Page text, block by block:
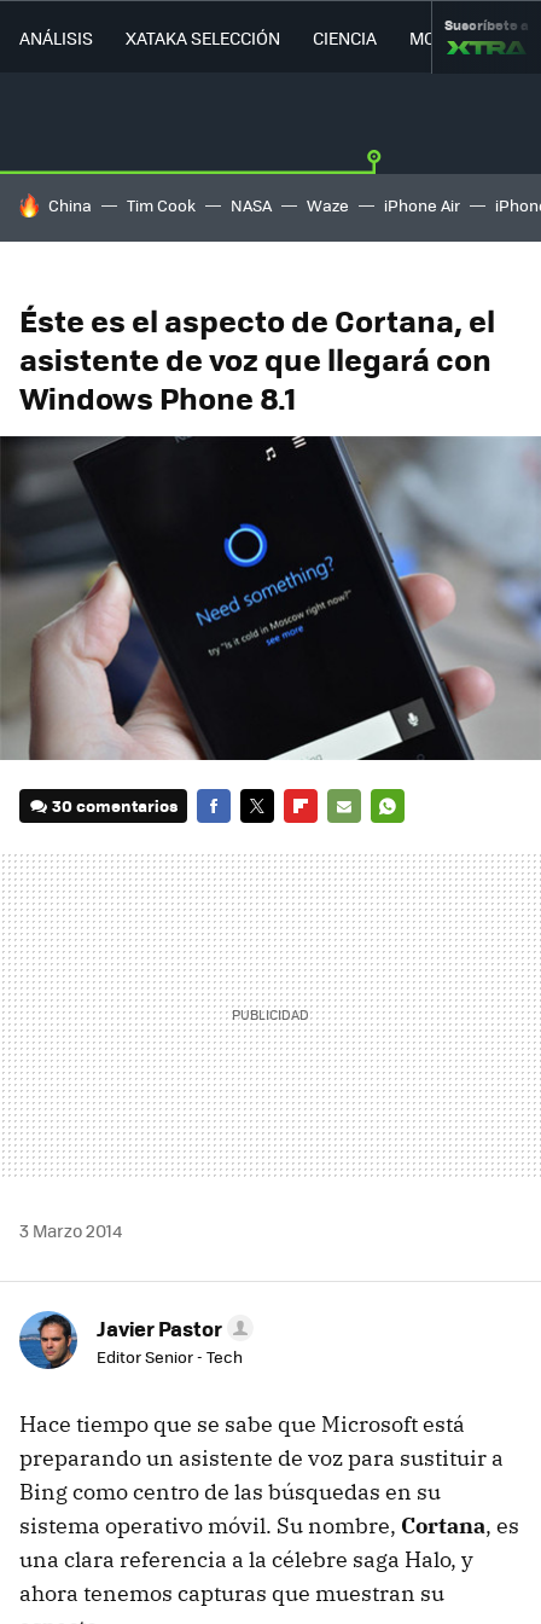
ANÁLISIS XATAKA SELECCIÓN CIENCIA MOVILIDAD
Suscríbete a
HOY SE HABLA DE
China Tim Cook NASA Waze iPhone Air
Éste es el aspecto de Cortana, el
asistente de voz que llegará con
Windows Phone 8.1
30 comentarios
MAIL
3 Marzo 2014
Javier Pastor
Editor Senior - Tech
Hace tiempo que se sabe que Microsoft está
preparando un asistente de voz para sustituir a
Bing como centro de las búsquedas en su
sistema operativo móvil. Su nombre, Cortana, es
una clara referencia a la célebre saga Halo, y
ahora tenemos capturas que muestran su